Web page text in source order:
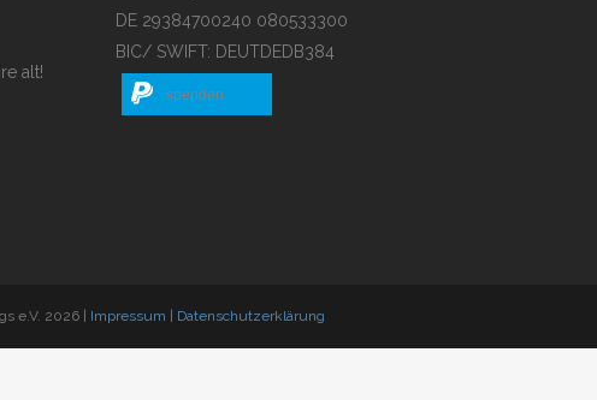
alt!
DE 29384700240 080533300
BIC/ SWIFT: DEUTDEDB384
spenden
e.V. 2026 | Impressum Datenschutzerklärung